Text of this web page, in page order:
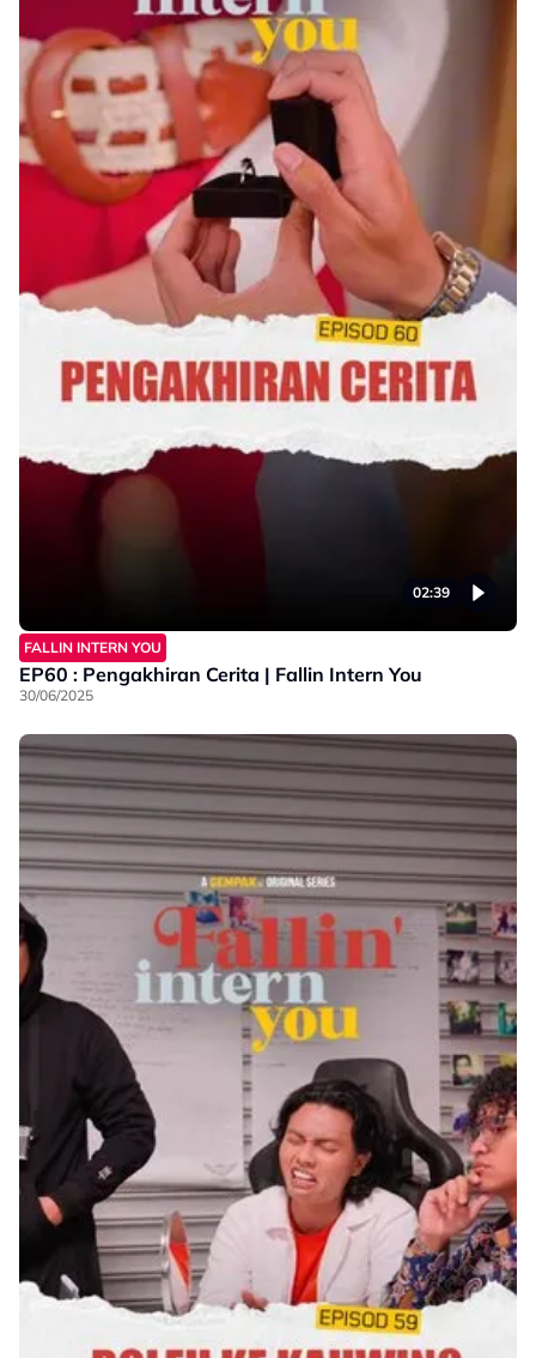
02:39
FALLIN INTERN YOU
EP60 : Pengakhiran Cerita | Fallin Intern You
30/06/2025